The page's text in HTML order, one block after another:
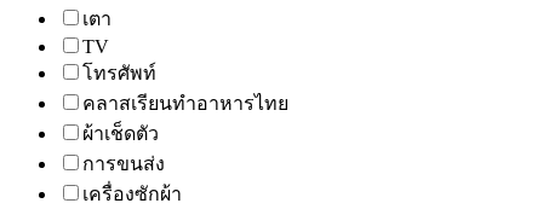
เตา
TV
โทรศัพท์
คลาสเรียนทำอาหารไทย
ผ้าเช็ดตัว
การขนส่ง
เครื่องซักผ้า